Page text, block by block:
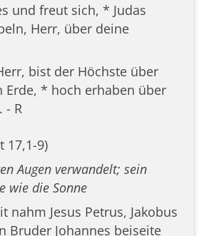
und freut sich, * Judas
Herr, über deine
bist der Höchste über
Erde, * hoch erhaben über
- R
17,1-9)
Augen verwandelt; sein
wie die Sonne
nahm Jesus Petrus, Jakobus
Bruder Johannes beiseite